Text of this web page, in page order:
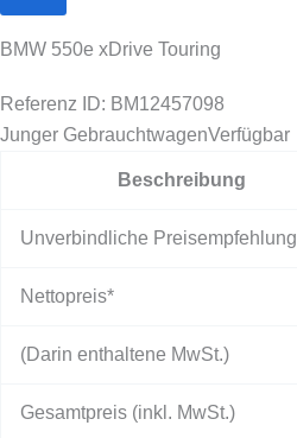
BMW 550e xDrive Touring
Referenz ID: BM12457098
Junger GebrauchtwagenVerfügbar
Beschreibung
Unverbindliche Preisempfehlung
Nettopreis*
(Darin enthaltene MwSt.)
Gesamtpreis (inkl. MwSt.)